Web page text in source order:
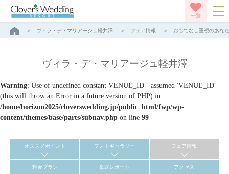
一覧
ヴィラ・デ・マリアージュ軽井澤 フェア情報 おもてなし重視のあな
ヴィラ・デ・マリアージュ軽井澤
Warning: Use of undefined constant VENUE_ID - assumed 'VENUE_ID'
(this will throw an Error in a future version of PHP) in
/home/horizon2025/cloverswedding.jp/public_html/fwp/wp-
content/themes/base/parts/subnav.php on line 99
オススメポイント フォトギャラリー フェア情報
料金プラン 挙式レポート アクセス